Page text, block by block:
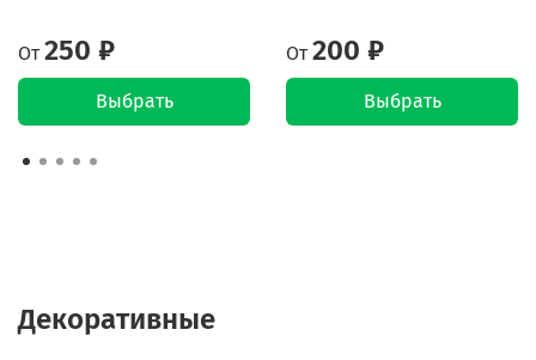
От 250 ₽
Выбрать
От 200 ₽
Выбрать
Декоративные